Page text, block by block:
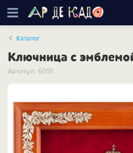
Каталог
Ключница с
Артикул: 6091